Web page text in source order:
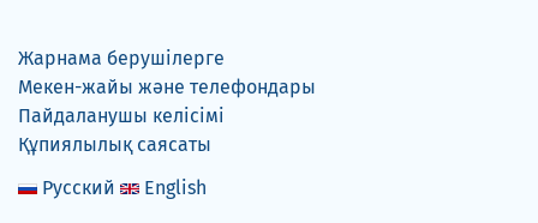
Жарнама берушілерге
Мекен-жайы және телефондары
Пайдаланушы келісімі
Құпиялылық саясаты
Русский
English